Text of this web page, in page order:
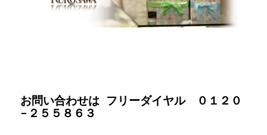
お問い合わせは フリーダイヤル ０１２０
−２５５８６３